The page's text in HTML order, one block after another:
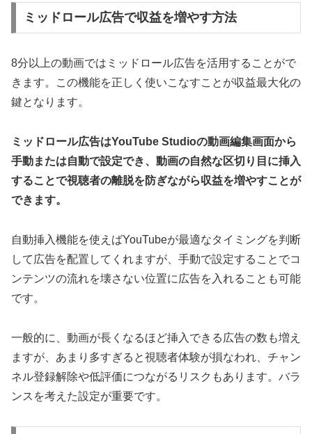
ミッドロール広告で収益を増やす方法
8分以上の動画ではミッドロール広告を活用することがで
きます。この機能を正しく使いこなすことが収益最大化の
鍵となります。
ミッドロール広告はYouTube Studioの動画編集画面から
手動または自動で設定でき、動画の自然な区切り目に挿入
することで視聴者の離脱を防ぎながら収益を増やすことが
できます。
自動挿入機能を使えばYouTubeが最適なタイミングを判断
して広告を配置してくれますが、手動で設定することでコ
ンテンツの流れを壊さない位置に広告を入れることも可能
です。
一般的に、動画が長くなるほど挿入できる広告の数も増え
ますが、あまり多すぎると視聴者体験が損なわれ、チャン
ネル登録解除や低評価につながるリスクもあります。バラ
ンスを考えた設定が重要です。